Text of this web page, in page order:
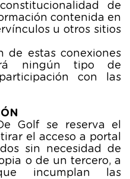
de
contenida en
u otros sitios
de estas conexiones
ningún tipo de
con las
Golf se reserva el
el acceso a portal
sin necesidad de
o de un tercero, a
incumplan las